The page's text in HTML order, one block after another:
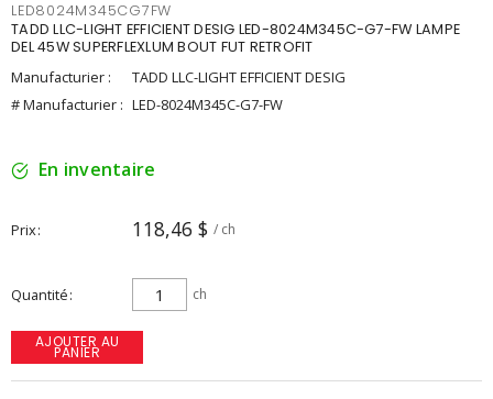
LED8024M345CG7FW
TADD LLC-LIGHT EFFICIENT DESIG LED-8024M345C-G7-FW LAMPE
DEL 45W SUPERFLEXLUM BOUT FUT RETROFIT
Manufacturier :
TADD LLC-LIGHT EFFICIENT DESIG
# Manufacturier : LED-8024M345C-G7-FW
En inventaire
Prix 118,46 $ / ch
Quantité ch
AJOUTER AU
PANIER